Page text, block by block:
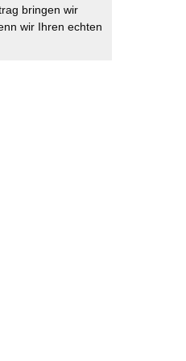
bringen wir
wir Ihren echten